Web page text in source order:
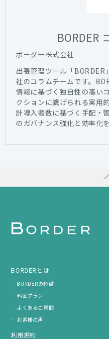
BORDER
ボーダー株式会社
出張管理ツール「
社のコラムチームです。
情報に基づく独自性の高い
クションに繋げられる実用
計導入者数に基づく手配・
のガバナンス強化と効率化
BORDERとは
BORDERの特徴
料金プラン
よくあるご質問
お客様の声
利用規約